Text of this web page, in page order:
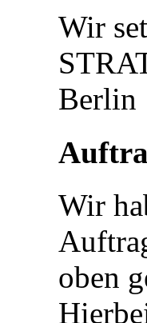
Wir
Berlin
Wir
oben